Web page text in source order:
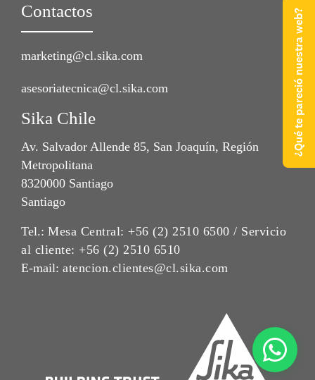
Contactos
marketing@cl.sika.com
asesoriatecnica@cl.sika.com
Sika Chile
Av. Salvador Allende 85, San Joaquín, Región
Metropolitana
8320000 Santiago
Santiago
Tel.: Mesa Central: +56 (2) 2510 6500 / Servicio
al cliente: +56 (2) 2510 6510
E-mail: atencion.clientes@cl.sika.com
¿Qué te pareció nuestra web?